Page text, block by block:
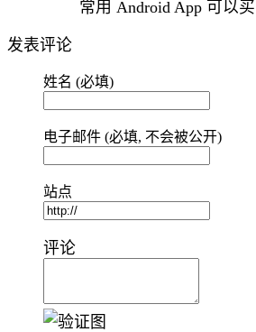
常用 Android App 可以买
发表评论
姓名 (必填)
电子邮件 (必填, 不会被公开)
站点
评论